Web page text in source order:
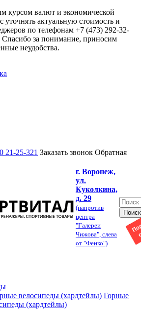
курсом валют и экономической
уточнять актуальную стоимость и
по телефонам +7 (473) 292-32-
Спасибо за понимание, приносим
неудобства.
21-25-321 Заказать звонок Обратная
г. Воронеж,
ул.
Куколкина,
д. 29
(напротив
центра
"Галереи
Чижова", слева
от "Фенко")
Горные
(хардтейлы)